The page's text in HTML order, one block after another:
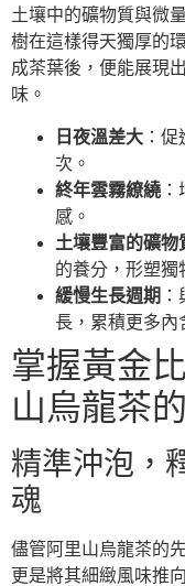
土壤中的礦物質與微
樹在這樣得天獨厚的
成茶葉後，便能展現
味。
日夜溫差大 ：
次。
終年雲霧繚繞
感。
土壤豐富的礦物
的養分，形塑獨
緩慢生長週期
長，累積更多內
掌握黃金
山烏龍茶
精準沖泡，
魂
儘管阿里山烏龍茶的
更是將其細緻風味推